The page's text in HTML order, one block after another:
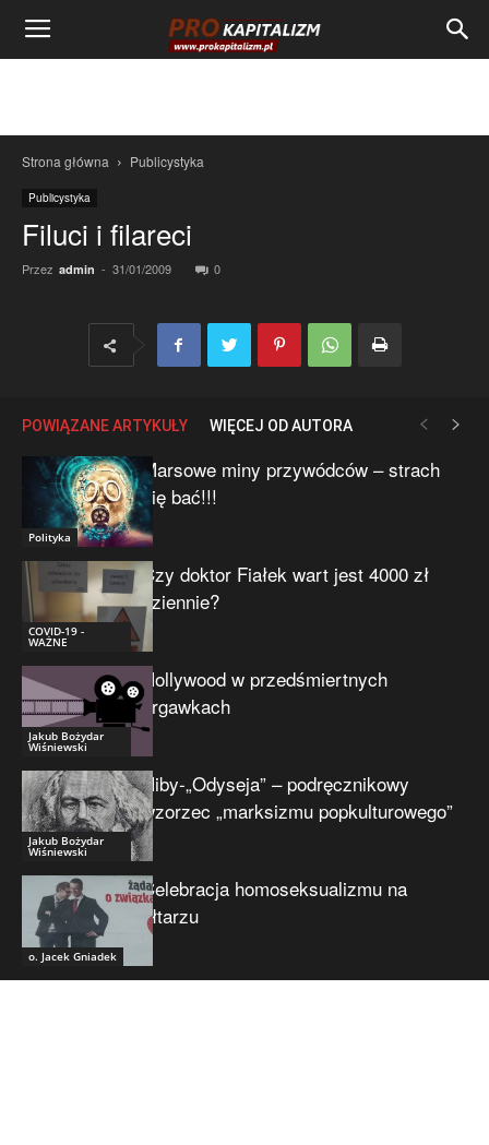
Strona główna Publicystyka
Publicystyka
Filuci i filareci
Przez admin - 31/01/2009 0
POWIĄZANE ARTYKUŁY WIĘCEJ OD AUTORA
Polityka
Marsowe miny przywódców – strach
się bać!!!
COVID-19 -
WAŻNE
Czy doktor Fiałek wart jest 4000 zł
dziennie?
Jakub Bożydar
Wiśniewski
Hollywood w przedśmiertnych
drgawkach
Jakub Bożydar
Wiśniewski
Niby-„Odyseja” – podręcznikowy
wzorzec „marksizmu popkulturowego”
o. Jacek Gniadek
Celebracja homoseksualizmu na
ołtarzu